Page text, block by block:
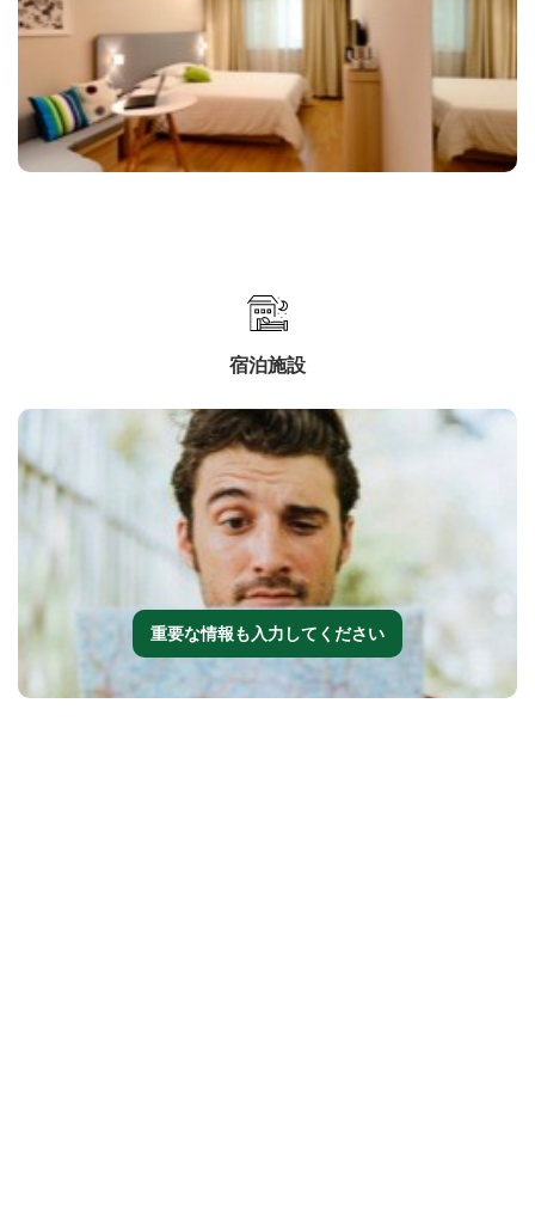
宿泊施設
重要な情報も入力してください